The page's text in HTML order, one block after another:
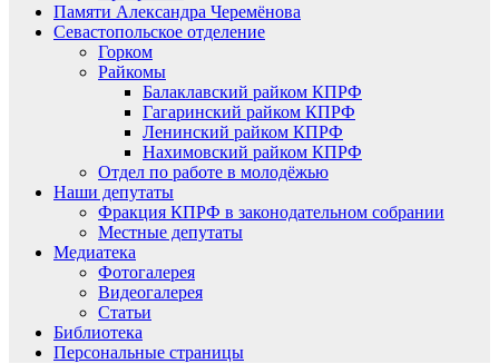
Памяти Александра Черемёнова
Севастопольское отделение
Горком
Райкомы
Балаклавский райком КПРФ
Гагаринский райком КПРФ
Ленинский райком КПРФ
Нахимовский райком КПРФ
Отдел по работе в молодёжью
Наши депутаты
Фракция КПРФ в законодательном собрании
Местные депутаты
Медиатека
Фотогалерея
Видеогалерея
Статьи
Библиотека
Персональные страницы